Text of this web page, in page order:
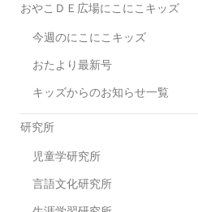
おやこＤＥ広場にこにこキッズ
今週のにこにこキッズ
おたより最新号
キッズからのお知らせ一覧
研究所
児童学研究所
言語文化研究所